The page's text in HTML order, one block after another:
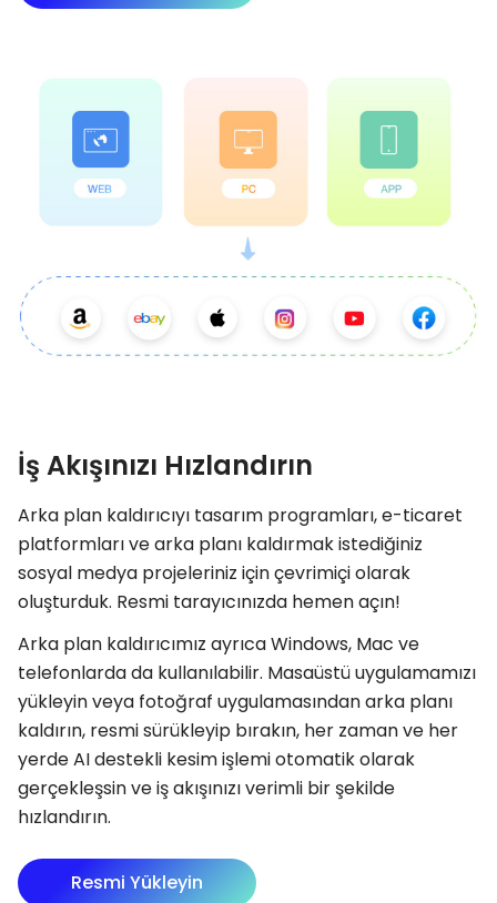
İş Akışınızı Hızlandırın
Arka plan kaldırıcıyı tasarım programları, e-ticaret
platformları ve arka planı kaldırmak istediğiniz
sosyal medya projeleriniz için çevrimiçi olarak
oluşturduk. Resmi tarayıcınızda hemen açın!
Arka plan kaldırıcımız ayrıca Windows, Mac ve
telefonlarda da kullanılabilir. Masaüstü uygulamamızı
yükleyin veya fotoğraf uygulamasından arka planı
kaldırın, resmi sürükleyip bırakın, her zaman ve her
yerde AI destekli kesim işlemi otomatik olarak
gerçekleşsin ve iş akışınızı verimli bir şekilde
hızlandırın.
Resmi Yükleyin